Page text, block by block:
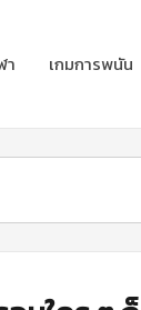
า เกมการพนัน